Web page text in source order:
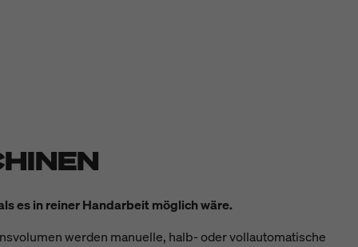
es in reiner Handarbeit möglich wäre.
werden manuelle, halb- oder vollautomatische